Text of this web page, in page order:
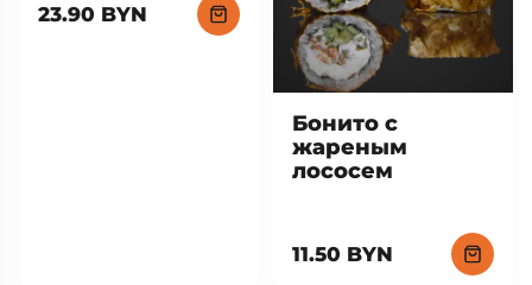
23.90 BYN
Бонито с
жареным
лососем
11.50 BYN